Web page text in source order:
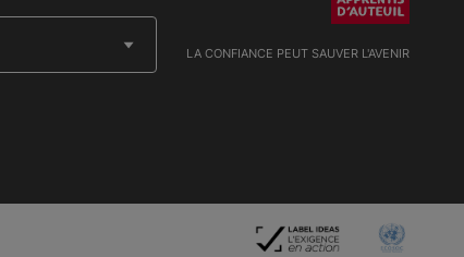
LA CONFIANCE PEUT SAUVER L'AVENIR